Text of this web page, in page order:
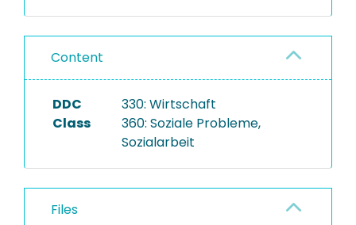
Content
DDC
Class
330: Wirtschaft
360: Soziale Probleme,
Sozialarbeit
Files